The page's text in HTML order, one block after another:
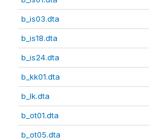
b_is03.dta
b_is18.dta
b_is24.dta
b_kk01.dta
b_lk.dta
b_ot01.dta
b_ot05.dta